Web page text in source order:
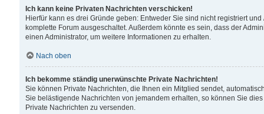
Ich kann keine Privaten Nachrichten verschicken!
Hierfür kann es drei Gründe geben: Entweder Sie sind nicht registriert
komplette Forum ausgeschaltet. Außerdem könnte es sein, dass der
einen Administrator, um weitere Informationen zu erhalten.
Nach oben
Ich bekomme ständig unerwünschte Private Nachrichten!
Sie können Private Nachrichten, die Ihnen ein Mitglied sendet,
Sie belästigende Nachrichten von jemandem erhalten, so können Sie
Private Nachrichten zu versenden.